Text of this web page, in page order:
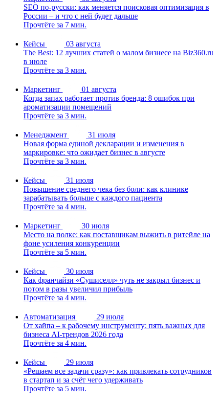
SEO по-русски: как меняется поисковая оптимизация в
России – и что с ней будет дальше
Прочтёте за 7 мин.
Кейсы
03 августа
The Best: 12 лучших статей о малом бизнесе на Biz360.ru
в июле
Прочтёте за 3 мин.
Маркетинг
01 августа
Когда запах работает против бренда: 8 ошибок при
ароматизации помещений
Прочтёте за 3 мин.
Менеджмент
31 июля
Новая форма единой декларации и изменения в
маркировке: что ожидает бизнес в августе
Прочтёте за 3 мин.
Кейсы
31 июля
Повышение среднего чека без боли: как клинике
зарабатывать больше с каждого пациента
Прочтёте за 4 мин.
Маркетинг
30 июля
Место на полке: как поставщикам выжить в ритейле на
фоне усиления конкуренции
Прочтёте за 5 мин.
Кейсы
30 июля
Как франчайзи «Сушиселл» чуть не закрыл бизнес и
потом в разы увеличил прибыль
Прочтёте за 4 мин.
Автоматизация
29 июля
От хайпа – к рабочему инструменту: пять важных для
бизнеса AI-трендов 2026 года
Прочтёте за 4 мин.
Кейсы
29 июля
«Решаем все задачи сразу»: как привлекать сотрудников
в стартап и за счёт чего удерживать
Прочтёте за 5 мин.